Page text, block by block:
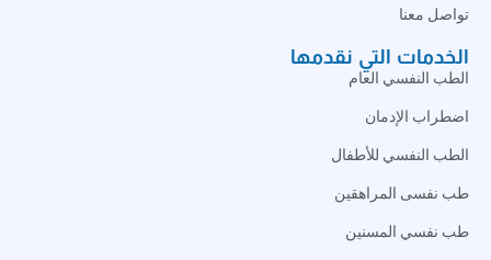
تواصل معنا
الخدمات التي نقدمها
الطب النفسي العام
اضطراب الإدمان
الطب النفسي للأطفال
طب نفسى المراهقين
طب نفسي المسنين